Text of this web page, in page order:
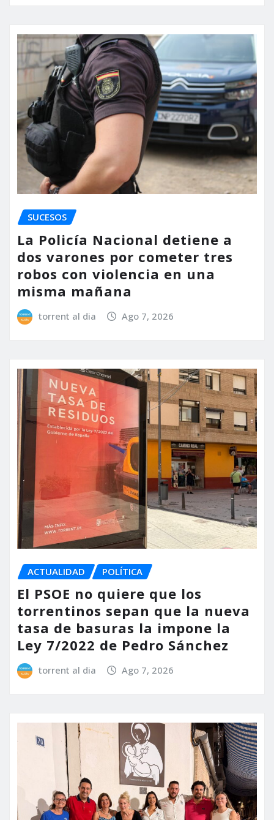
SUCESOS
La Policía Nacional detiene a
dos varones por cometer tres
robos con violencia en una
misma mañana
torrent al dia Ago 7, 2026
ACTUALIDAD POLÍTICA
El PSOE no quiere que los
torrentinos sepan que la nueva
tasa de basuras la impone la
Ley 7/2022 de Pedro Sánchez
torrent al dia Ago 7, 2026